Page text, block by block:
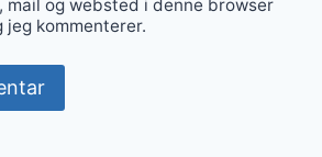
mail og websted i denne browser
kommenterer.